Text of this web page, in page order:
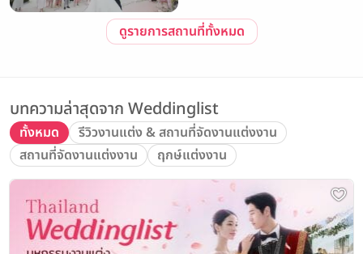
ดูรายการสถานที่ทั้งหมด
บทความล่าสุดจาก Weddinglist
ทั้งหมด
รีวิวงานแต่ง & สถานที่จัดงานแต่งงาน
สถานที่จัดงานแต่งงาน
ฤกษ์แต่งงาน